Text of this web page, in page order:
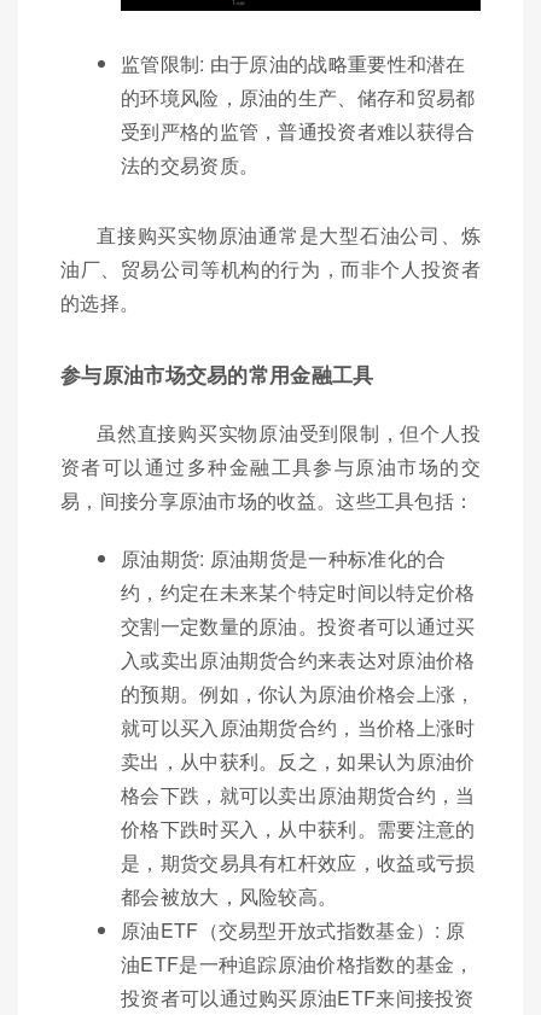
监管限制: 由于原油的战略重要性和潜在
的环境风险，原油的生产、储存和贸易都
受到严格的监管，普通投资者难以获得合
法的交易资质。
直接购买实物原油通常是大型石油公司、炼
油厂、贸易公司等机构的行为，而非个人投资者
的选择。
参与原油市场交易的常用金融工具
虽然直接购买实物原油受到限制，但个人投
资者可以通过多种金融工具参与原油市场的交
易，间接分享原油市场的收益。这些工具包括：
原油期货: 原油期货是一种标准化的合
约，约定在未来某个特定时间以特定价格
交割一定数量的原油。投资者可以通过买
入或卖出原油期货合约来表达对原油价格
的预期。例如，你认为原油价格会上涨，
就可以买入原油期货合约，当价格上涨时
卖出，从中获利。反之，如果认为原油价
格会下跌，就可以卖出原油期货合约，当
价格下跌时买入，从中获利。需要注意的
是，期货交易具有杠杆效应，收益或亏损
都会被放大，风险较高。
原油ETF（交易型开放式指数基金）: 原
油ETF是一种追踪原油价格指数的基金，
投资者可以通过购买原油ETF来间接投资